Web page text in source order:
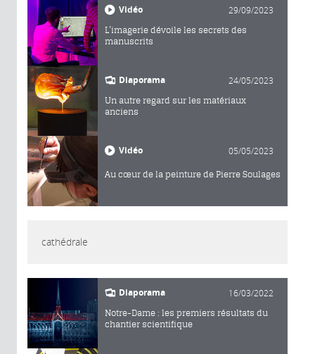
Vidéo 29/09/2023
L’imagerie dévoile les secrets des
manuscrits
Diaporama 24/05/2023
Un autre regard sur les matériaux
anciens
Vidéo 05/05/2023
Au cœur de la peinture de Pierre Soulages
cathédrale
Diaporama 16/03/2022
Notre-Dame : les premiers résultats du
chantier scientifique